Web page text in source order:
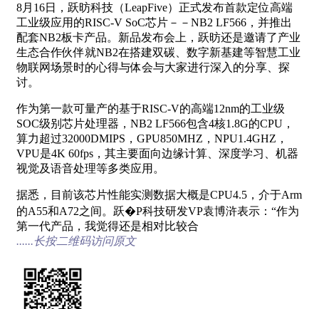
8月16日，跃昉科技（LeapFive）正式发布首款定位高端
工业级应用的RISC-V SoC芯片－－NB2 LF566，并推出
配套NB2板卡产品。新品发布会上，跃昉还是邀请了产业
生态合作伙伴就NB2在搭建双碳、数字新基建等智慧工业
物联网场景时的心得与体会与大家进行深入的分享、探
讨。
作为第一款可量产的基于RISC-V的高端12nm的工业级
SOC级别芯片处理器，NB2 LF566包含4核1.8G的CPU，
算力超过32000DMIPS，GPU850MHZ，NPU1.4GHZ，
VPU是4K 60fps，其主要面向边缘计算、深度学习、机器
视觉及语音处理等多类应用。
据悉，目前该芯片性能实测数据大概是CPU4.5，介于Arm
的A55和A72之间。跃�P科技研发VP袁博浒表示：“作为
第一代产品，我觉得还是相对比较合
......长按二维码访问原文